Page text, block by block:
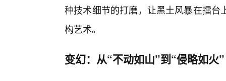
种技术细节的打磨，让黑土风暴在擂
构艺术。
变幻：从“不动如山”到“侵略如火”